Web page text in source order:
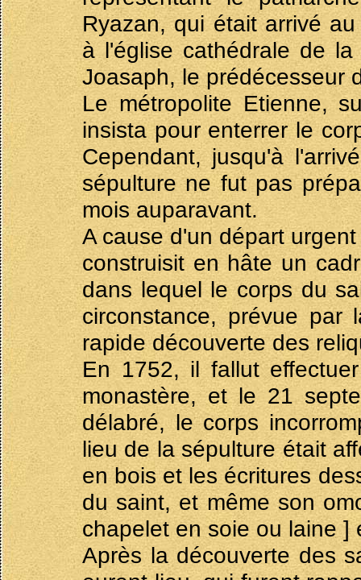
Ryazan, qui était arrivé
à l'église cathédrale de
Joasaph, le prédécesseur
Le métropolite Etienne,
insista pour enterrer le
Cependant, jusqu'à
sépulture ne fut pas
mois auparavant.
A cause d'un départ
construisit en hâte un
dans lequel le corps du
circonstance, prévue
rapide découverte des
En 1752, il fallut
monastère, et le 21
délabré, le corps
lieu de la sépulture était
en bois et les écritures
du saint, et même son
chapelet en soie ou laine ]
Après la découverte des